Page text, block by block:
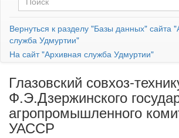
Вернуться к разделу "Базы данных" сайта
служба Удмуртии"
На сайт "Архивная служба Удмуртии"
Глазовский совхоз-
Ф.Э.Дзержинского
агропромышленного
УАССР